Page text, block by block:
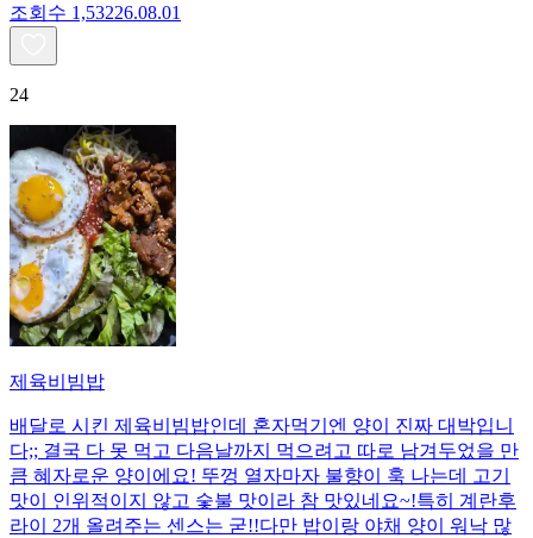
조회수 1,53226.08.01
24
제육비빔밥
배달로 시킨 제육비빔밥인데 혼자먹기엔 양이 진짜 대박입니
다;; 결국 다 못 먹고 다음날까지 먹으려고 따로 남겨두었을 만
큼 혜자로운 양이에요! 뚜껑 열자마자 불향이 훅 나는데 고기
맛이 인위적이지 않고 숯불 맛이라 참 맛있네요~!특히 계란후
라이 2개 올려주는 센스는 굳!! ​다만 밥이랑 야채 양이 워낙 많